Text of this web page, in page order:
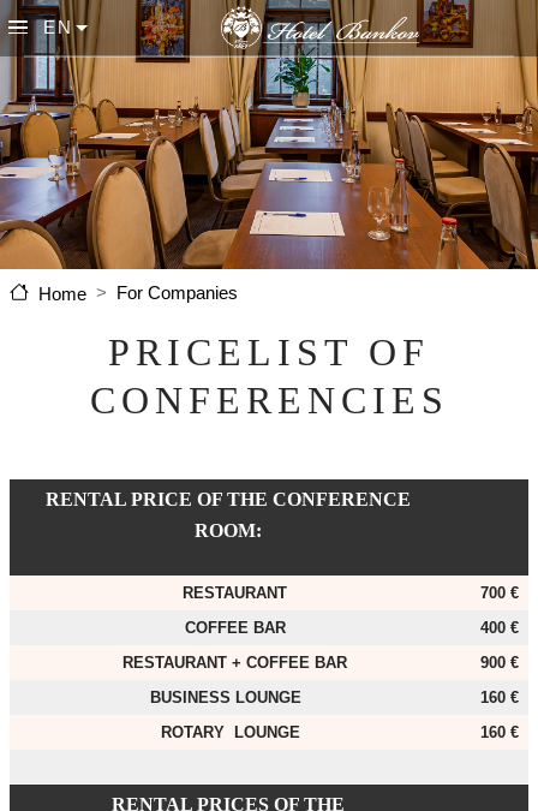
Skip to main content
EN List additional actions
Home For Companies
PRICELIST OF
CONFERENCIES
RENTAL PRICE OF THE CONFERENCE
ROOM:
RESTAURANT
700 €
COFFEE BAR
400 €
RESTAURANT + COFFEE BAR
900 €
BUSINESS LOUNGE
160 €
ROTARY LOUNGE
160 €
RENTAL PRICES OF THE